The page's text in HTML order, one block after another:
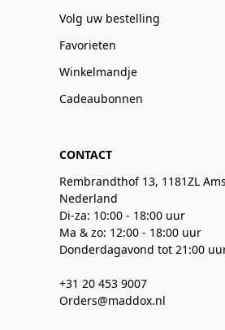
Volg uw bestelling
Favorieten
Winkelmandje
Cadeaubonnen
CONTACT
Rembrandthof 13, 1181ZL
Nederland
Di-za: 10:00 - 18:00 uur
Ma & zo: 12:00 - 18:00 uur
Donderdagavond tot 21:00
+31 20 453 9007
Orders@maddox.nl